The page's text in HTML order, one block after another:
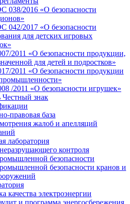
038/2016 «О безопасности
042/2017 «О безопасности
для детских игровых
2011 «О безопасности продукции,
для детей и подростков»
2011 «О безопасности продукции
/2011 «О безопасности игрушек»
Честный знак
правовая база
жалоб и апелляций
лаборатория
контроля
безопасности
безопасности кранов и
качества электроэнергии
и программа энергосбережения